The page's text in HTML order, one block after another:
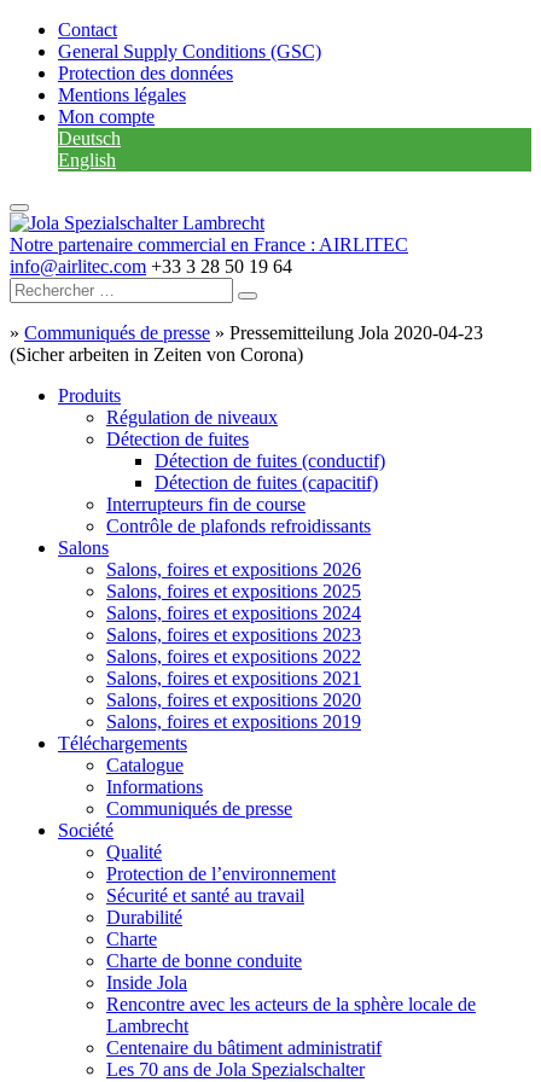
Contact
General Supply Conditions (GSC)
Protection des données
Mentions légales
Mon compte
Deutsch
English
Notre partenaire commercial en France : AIRLITEC
info@airlitec.com +33 3 28 50 19 64
» Communiqués de presse » Pressemitteilung Jola 2020-04-23
(Sicher arbeiten in Zeiten von Corona)
Produits
Régulation de niveaux
Détection de fuites
Détection de fuites (conductif)
Détection de fuites (capacitif)
Interrupteurs fin de course
Contrôle de plafonds refroidissants
Salons
Salons, foires et expositions 2026
Salons, foires et expositions 2025
Salons, foires et expositions 2024
Salons, foires et expositions 2023
Salons, foires et expositions 2022
Salons, foires et expositions 2021
Salons, foires et expositions 2020
Salons, foires et expositions 2019
Téléchargements
Catalogue
Informations
Communiqués de presse
Société
Qualité
Protection de l’environnement
Sécurité et santé au travail
Durabilité
Charte
Charte de bonne conduite
Inside Jola
Rencontre avec les acteurs de la sphère locale de
Lambrecht
Centenaire du bâtiment administratif
Les 70 ans de Jola Spezialschalter